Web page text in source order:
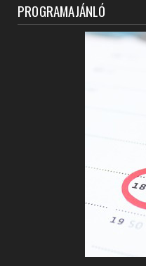
PROGRAMAJÁNLÓ